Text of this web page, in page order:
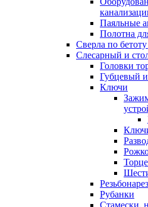
Паяльные
Полотна
Сверла по
Слесарный и
Головки
Губцевый
Ключи
Рубанки
Стамески,